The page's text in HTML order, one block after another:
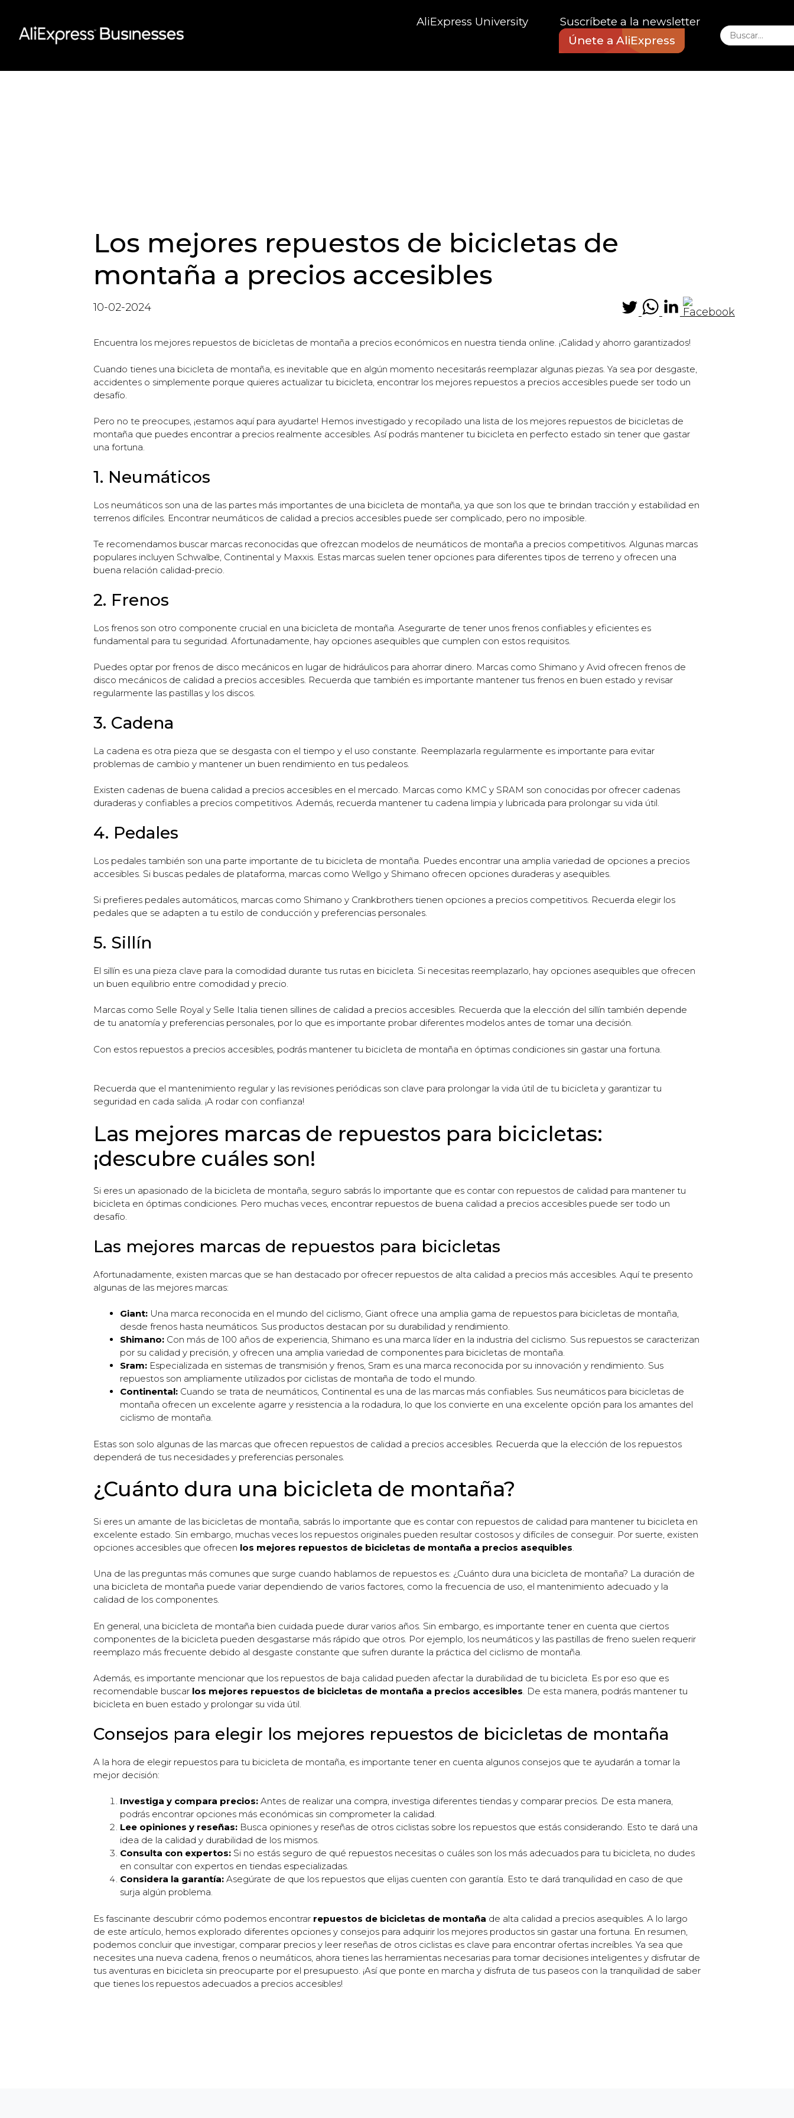
content
AliExpress University
Suscríbete a la newsletter
Únete a AliExpress
Los mejores repuestos de bicicletas de
montaña a precios accesibles
10-02-2024
Encuentra los mejores repuestos de bicicletas de montaña a precios económicos en nuestra tienda online. ¡Calidad y ahorro garantizados!
Cuando tienes una bicicleta de montaña, es inevitable que en algún momento necesitarás reemplazar algunas piezas. Ya sea por desgaste,
accidentes o simplemente porque quieres actualizar tu bicicleta, encontrar los mejores repuestos a precios accesibles puede ser todo un
desafío.
Pero no te preocupes, ¡estamos aquí para ayudarte! Hemos investigado y recopilado una lista de los mejores repuestos de bicicletas de
montaña que puedes encontrar a precios realmente accesibles. Así podrás mantener tu bicicleta en perfecto estado sin tener que gastar
una fortuna.
1. Neumáticos
Los neumáticos son una de las partes más importantes de una bicicleta de montaña, ya que son los que te brindan tracción y estabilidad en
terrenos difíciles. Encontrar neumáticos de calidad a precios accesibles puede ser complicado, pero no imposible.
Te recomendamos buscar marcas reconocidas que ofrezcan modelos de neumáticos de montaña a precios competitivos. Algunas marcas
populares incluyen Schwalbe, Continental y Maxxis. Estas marcas suelen tener opciones para diferentes tipos de terreno y ofrecen una
buena relación calidad-precio.
2. Frenos
Los frenos son otro componente crucial en una bicicleta de montaña. Asegurarte de tener unos frenos confiables y eficientes es
fundamental para tu seguridad. Afortunadamente, hay opciones asequibles que cumplen con estos requisitos.
Puedes optar por frenos de disco mecánicos en lugar de hidráulicos para ahorrar dinero. Marcas como Shimano y Avid ofrecen frenos de
disco mecánicos de calidad a precios accesibles. Recuerda que también es importante mantener tus frenos en buen estado y revisar
regularmente las pastillas y los discos.
3. Cadena
La cadena es otra pieza que se desgasta con el tiempo y el uso constante. Reemplazarla regularmente es importante para evitar
problemas de cambio y mantener un buen rendimiento en tus pedaleos.
Existen cadenas de buena calidad a precios accesibles en el mercado. Marcas como KMC y SRAM son conocidas por ofrecer cadenas
duraderas y confiables a precios competitivos. Además, recuerda mantener tu cadena limpia y lubricada para prolongar su vida útil.
4. Pedales
Los pedales también son una parte importante de tu bicicleta de montaña. Puedes encontrar una amplia variedad de opciones a precios
accesibles. Si buscas pedales de plataforma, marcas como Wellgo y Shimano ofrecen opciones duraderas y asequibles.
Si prefieres pedales automáticos, marcas como Shimano y Crankbrothers tienen opciones a precios competitivos. Recuerda elegir los
pedales que se adapten a tu estilo de conducción y preferencias personales.
5. Sillín
El sillín es una pieza clave para la comodidad durante tus rutas en bicicleta. Si necesitas reemplazarlo, hay opciones asequibles que ofrecen
un buen equilibrio entre comodidad y precio.
Marcas como Selle Royal y Selle Italia tienen sillines de calidad a precios accesibles. Recuerda que la elección del sillín también depende
de tu anatomía y preferencias personales, por lo que es importante probar diferentes modelos antes de tomar una decisión.
Con estos repuestos a precios accesibles, podrás mantener tu bicicleta de montaña en óptimas condiciones sin gastar una fortuna.
Recuerda que el mantenimiento regular y las revisiones periódicas son clave para prolongar la vida útil de tu bicicleta y garantizar tu
seguridad en cada salida. ¡A rodar con confianza!
Las mejores marcas de repuestos para bicicletas:
¡descubre cuáles son!
Si eres un apasionado de la bicicleta de montaña, seguro sabrás lo importante que es contar con repuestos de calidad para mantener tu
bicicleta en óptimas condiciones. Pero muchas veces, encontrar repuestos de buena calidad a precios accesibles puede ser todo un
desafío.
Las mejores marcas de repuestos para bicicletas
Afortunadamente, existen marcas que se han destacado por ofrecer repuestos de alta calidad a precios más accesibles. Aquí te presento
algunas de las mejores marcas:
Giant: Una marca reconocida en el mundo del ciclismo, Giant ofrece una amplia gama de repuestos para bicicletas de montaña,
desde frenos hasta neumáticos. Sus productos destacan por su durabilidad y rendimiento.
Shimano: Con más de 100 años de experiencia, Shimano es una marca líder en la industria del ciclismo. Sus repuestos se caracterizan
por su calidad y precisión, y ofrecen una amplia variedad de componentes para bicicletas de montaña.
Sram: Especializada en sistemas de transmisión y frenos, Sram es una marca reconocida por su innovación y rendimiento. Sus
repuestos son ampliamente utilizados por ciclistas de montaña de todo el mundo.
Continental: Cuando se trata de neumáticos, Continental es una de las marcas más confiables. Sus neumáticos para bicicletas de
montaña ofrecen un excelente agarre y resistencia a la rodadura, lo que los convierte en una excelente opción para los amantes del
ciclismo de montaña.
Estas son solo algunas de las marcas que ofrecen repuestos de calidad a precios accesibles. Recuerda que la elección de los repuestos
dependerá de tus necesidades y preferencias personales.
¿Cuánto dura una bicicleta de montaña?
Si eres un amante de las bicicletas de montaña, sabrás lo importante que es contar con repuestos de calidad para mantener tu bicicleta en
excelente estado. Sin embargo, muchas veces los repuestos originales pueden resultar costosos y difíciles de conseguir. Por suerte, existen
opciones accesibles que ofrecen los mejores repuestos de bicicletas de montaña a precios asequibles
Una de las preguntas más comunes que surge cuando hablamos de repuestos es: ¿Cuánto dura una bicicleta de montaña? La duración de
una bicicleta de montaña puede variar dependiendo de varios factores, como la frecuencia de uso, el mantenimiento adecuado y la
calidad de los componentes.
En general, una bicicleta de montaña bien cuidada puede durar varios años. Sin embargo, es importante tener en cuenta que ciertos
componentes de la bicicleta pueden desgastarse más rápido que otros. Por ejemplo, los neumáticos y las pastillas de freno suelen requerir
reemplazo más frecuente debido al desgaste constante que sufren durante la práctica del ciclismo de montaña.
Además, es importante mencionar que los repuestos de baja calidad pueden afectar la durabilidad de tu bicicleta. Es por eso que es
recomendable buscar los mejores repuestos de bicicletas de montaña a precios accesibles. De esta manera, podrás mantener tu
bicicleta en buen estado y prolongar su vida útil.
Consejos para elegir los mejores repuestos de bicicletas de montaña
A la hora de elegir repuestos para tu bicicleta de montaña, es importante tener en cuenta algunos consejos que te ayudarán a tomar la
mejor decisión:
Investiga y compara precios: Antes de realizar una compra, investiga diferentes tiendas y comparar precios. De esta manera,
podrás encontrar opciones más económicas sin comprometer la calidad.
Lee opiniones y reseñas: Busca opiniones y reseñas de otros ciclistas sobre los repuestos que estás considerando. Esto te dará una
idea de la calidad y durabilidad de los mismos.
Consulta con expertos: Si no estás seguro de qué repuestos necesitas o cuáles son los más adecuados para tu bicicleta, no dudes
en consultar con expertos en tiendas especializadas.
Considera la garantía: Asegúrate de que los repuestos que elijas cuenten con garantía. Esto te dará tranquilidad en caso de que
surja algún problema.
Es fascinante descubrir cómo podemos encontrar repuestos de bicicletas de montaña de alta calidad a precios asequibles. A lo largo
de este artículo, hemos explorado diferentes opciones y consejos para adquirir los mejores productos sin gastar una fortuna. En resumen,
podemos concluir que investigar, comparar precios y leer reseñas de otros ciclistas es clave para encontrar ofertas increíbles. Ya sea que
necesites una nueva cadena, frenos o neumáticos, ahora tienes las herramientas necesarias para tomar decisiones inteligentes y disfrutar de
tus aventuras en bicicleta sin preocuparte por el presupuesto. ¡Así que ponte en marcha y disfruta de tus paseos con la tranquilidad de saber
que tienes los repuestos adecuados a precios accesibles!